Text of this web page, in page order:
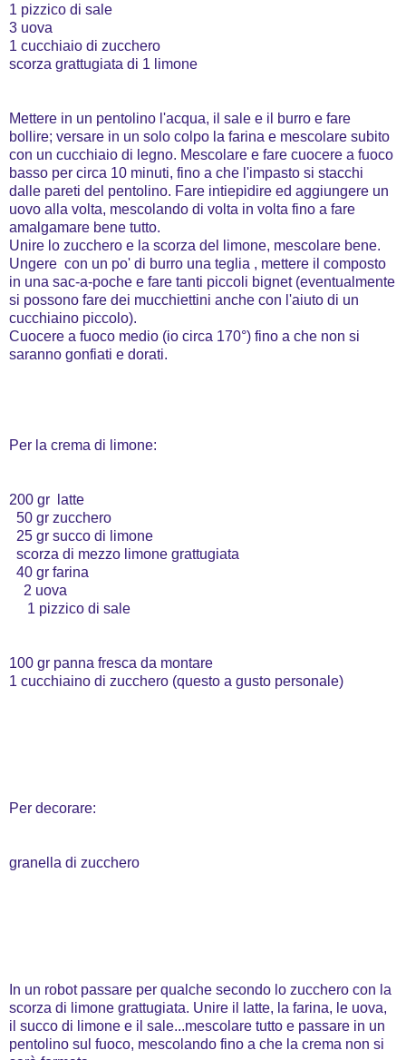
1 pizzico di sale
3 uova
1 cucchiaio di zucchero
scorza grattugiata di 1 limone
Mettere in un pentolino l'acqua, il sale e il burro e fare
bollire; versare in un solo colpo la farina e mescolare subito
con un cucchiaio di legno. Mescolare e fare cuocere a fuoco
basso per circa 10 minuti, fino a che l'impasto si stacchi
dalle pareti del pentolino. Fare intiepidire ed aggiungere un
uovo alla volta, mescolando di volta in volta fino a fare
amalgamare bene tutto.
Unire lo zucchero e la scorza del limone, mescolare bene.
Ungere con un po' di burro una teglia , mettere il composto
in una sac-a-poche e fare tanti piccoli bignet (eventualmente
si possono fare dei mucchiettini anche con l'aiuto di un
cucchiaino piccolo).
Cuocere a fuoco medio (io circa 170°) fino a che non si
saranno gonfiati e dorati.
Per la crema di limone:
200 gr latte
50 gr zucchero
25 gr succo di limone
scorza di mezzo limone grattugiata
40 gr farina
2 uova
1 pizzico di sale
100 gr panna fresca da montare
1 cucchiaino di zucchero (questo a gusto personale)
Per decorare:
granella di zucchero
In un robot passare per qualche secondo lo zucchero con la
scorza di limone grattugiata. Unire il latte, la farina, le uova,
il succo di limone e il sale...mescolare tutto e passare in un
pentolino sul fuoco, mescolando fino a che la crema non si